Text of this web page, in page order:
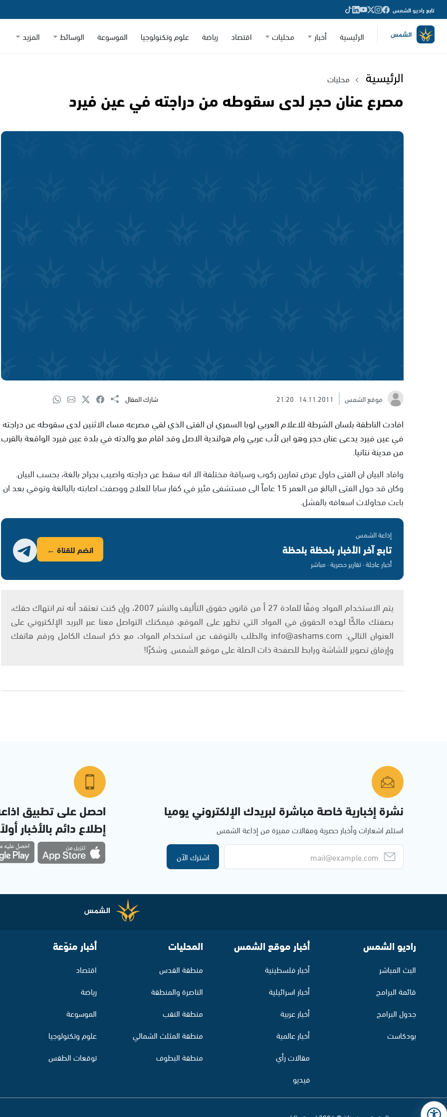
تابع راديو الشمس
الرئيسية أخبار محليات اقتصاد رياضة علوم وتكنولوجيا الموسوعة الوسائط المزيد
الرئيسية محليات
مصرع عنان حجر لدى سقوطه من دراجته في عين فيرد
موقع الشمس 14.11.2011
21:20 شارك المقال
افادت الناطقة بلسان الشرطة للاعلام العربي لوبا السمري ان الفتى الذي لقي مصرعه مساء الاثنين لدى سقوطه عن دراجته
في عين فيرد يدعى عنان حجر وهو ابن لأب عربي وام هولندية الاصل وقد اقام مع والدته في بلدة عين فيرد الواقعة بالقرب
من مدينة نتانيا.
وافاد البيان ان الفتى حاول عرض تمارين ركوب وسياقة مختلفة الا انه سقط عن دراجته واصيب بجراح بالغة، بحسب البيان.
وكان قد حول الفتى البالغ من العمر 15 عاماً الى مستشفى مئير في كفار سابا للعلاج ووصفت اصابته بالبالغة وتوفي بعد ان
باءت محاولات اسعافه بالفشل.
إذاعة الشمس
تابع آخر الأخبار بلحظة بلحظة
أخبار عاجلة · تقارير حصرية · مباشر
انضم للقناة ←
يتم الاستخدام المواد وفقًا للمادة 27 أ من قانون حقوق التأليف والنشر 2007، وإن كنت تعتقد أنه تم انتهاك حقك،
بصفتك مالكًا لهذه الحقوق في المواد التي تظهر على الموقع، فيمكنك التواصل معنا عبر البريد الإلكتروني على
العنوان التالي: info@ashams.com والطلب بالتوقف عن استخدام المواد، مع ذكر اسمك الكامل ورقم هاتفك
وإرفاق تصوير للشاشة ورابط للصفحة ذات الصلة على موقع الشمس. وشكرًا!
نشرة إخبارية خاصة مباشرة لبريدك الإلكتروني يوميا
استلم اشعارات وأخبار حصرية ومقالات مميزة من إذاعة الشمس
اشترك الآن
احصل على تطبيق
إطلاع دائم بالأخبار
راديو الشمس
البث المباشر
قائمة البرامج
جدول البرامج
بودكاست
أخبار موقع الشمس
أخبار فلسطينية
أخبار اسرائيلية
أخبار عربية
أخبار عالمية
مقالات رأي
فيديو
المحليات
منطقة القدس
الناصرة والمنطقة
منطقة النقب
منطقة المثلث الشمالي
منطقة البطوف
أخبار منوّعة
اقتصاد
رياضة
الموسوعة
علوم وتكنولوجيا
توقعات الطقس